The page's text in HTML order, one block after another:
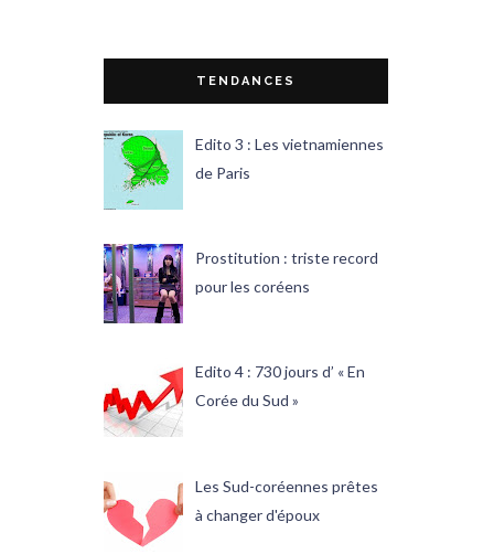
TENDANCES
Edito 3 : Les vietnamiennes
de Paris
Prostitution : triste record
pour les coréens
Edito 4 : 730 jours d’ « En
Corée du Sud »
Les Sud-coréennes prêtes
à changer d'époux